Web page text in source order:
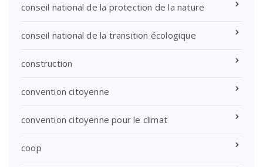
conseil national de la protection de la nature
conseil national de la transition écologique
construction
convention citoyenne
convention citoyenne pour le climat
coop